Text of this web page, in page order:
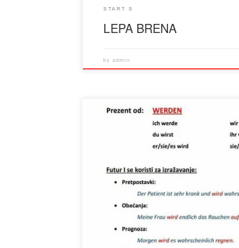
START S
LEPA BRENA
by admin